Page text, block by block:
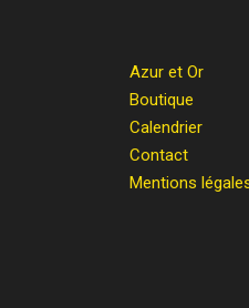
Azur et Or
Boutique
Calendrier
Contact
Mentions